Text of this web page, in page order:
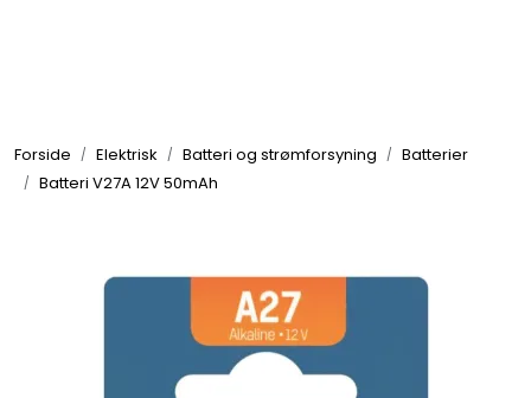
Forside Elektrisk Batteri og strømforsyning
Batterier
Batteri V27A 12V 50mAh
Elektrisk